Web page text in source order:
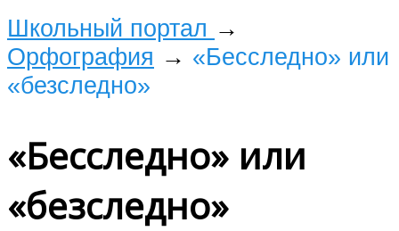
Школьный портал →
Орфография → «Бесследно» или
«безследно»
«Бесследно» или
«безследно»